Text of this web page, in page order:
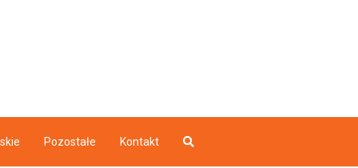
Pozostałe Kontakt